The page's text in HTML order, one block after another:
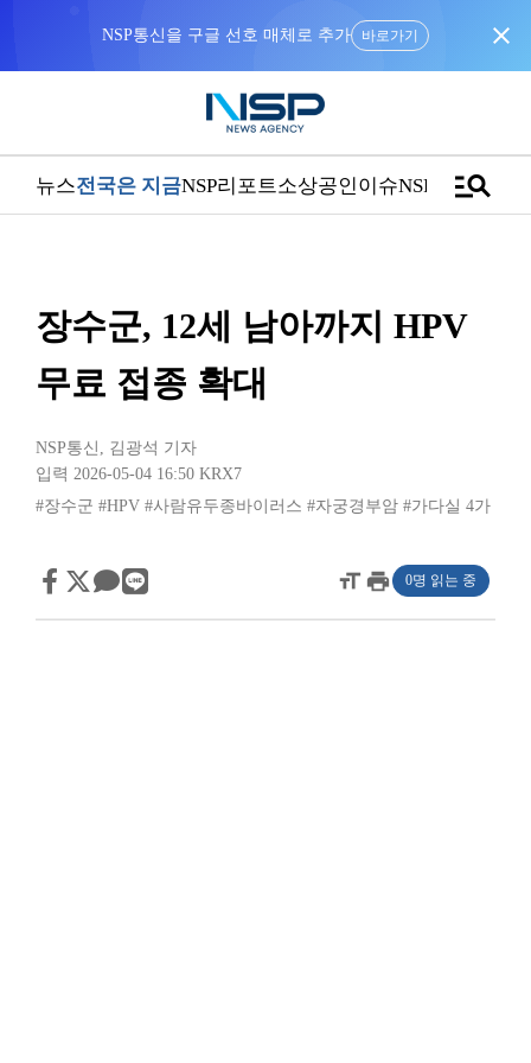
NSP통신을 구글 선호 매체로 추가 바로가기 close
뉴스전국은 지금NSP리포트소상공인이슈NSPTVmanage_search
장수군, 12세 남아까지 HPV
무료 접종 확대
NSP통신 , 김광석 기자
입력 2026-05-04 16:50 KRX7
#장수군 #HPV #사람유두종바이러스 #자궁경부암 #가다실 4가
format_sizeprint 0명 읽는 중